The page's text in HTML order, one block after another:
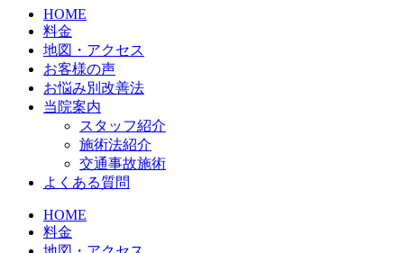
HOME
料金
地図・アクセス
お客様の声
お悩み別改善法
当院案内
スタッフ紹介
施術法紹介
交通事故施術
よくある質問
HOME
料金